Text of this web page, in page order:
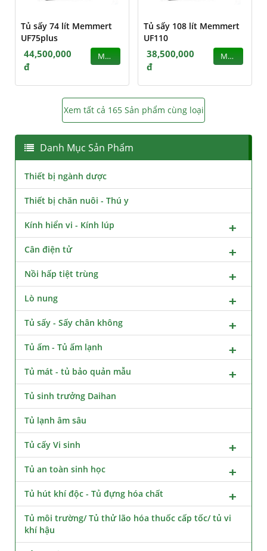
Tủ sấy 74 lít Memmert
UF75plus
44,500,000
đ
MUA
Tủ sấy 108 lít Memmert
UF110
38,500,000
đ
MUA
Xem tất cả 165 Sản phẩm cùng loại
Danh Mục Sản Phẩm
Thiết bị ngành dược
Thiết bị chăn nuôi - Thú y
Kính hiển vi - Kính lúp
Cân điện tử
Nồi hấp tiệt trùng
Lò nung
Tủ sấy - Sấy chân không
Tủ ấm - Tủ ấm lạnh
Tủ mát - tủ bảo quản mẫu
Tủ sinh trưởng Daihan
Tủ lạnh âm sâu
Tủ cấy Vi sinh
Tủ an toàn sinh học
Tủ hút khí độc - Tủ đựng hóa chất
Tủ môi trường/ Tủ thử lão hóa thuốc cấp tốc/ tủ vi
khí hậu